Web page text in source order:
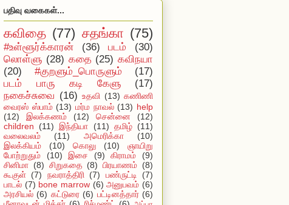
பதிவு வகைகள்...
கவிதை (77) சதங்கா (75)
#உள்ளூர்க்காரன் (36) படம்
(30)
லொள்ளு (28) கதை (25) கவிநயா
(20)
#குறளும்_பொருளும்
(17)
படம் பாரு கடி கேளு
(17)
நகைச்சுவை (16) உதவி (13) கணிணி
வைரஸ் ஸ்பாம் (13) மர்ம நாவல் (13) help
(12)
இலக்கணம் (12) சென்னை
(12)
children
(11) இந்தியா (11) தமிழ் (11)
வலைவலம்
(11) அமெரிக்கா
(10)
இலக்கியம்
(10) கொலு (10)
ஞாயிறு
போற்றுதும்
(10) இசை (9) கிராமம்
(9)
சினிமா (8) சிறுகதை (8) பிரயாணம் (8)
கூகுள் (7) நவராத்திரி (7) பண்ருட்டி
(7)
பாடல் (7) bone marrow (6) அனுபவம் (6)
அரசியல் (6) கட்டுரை (6) பட்டினத்தார் (6)